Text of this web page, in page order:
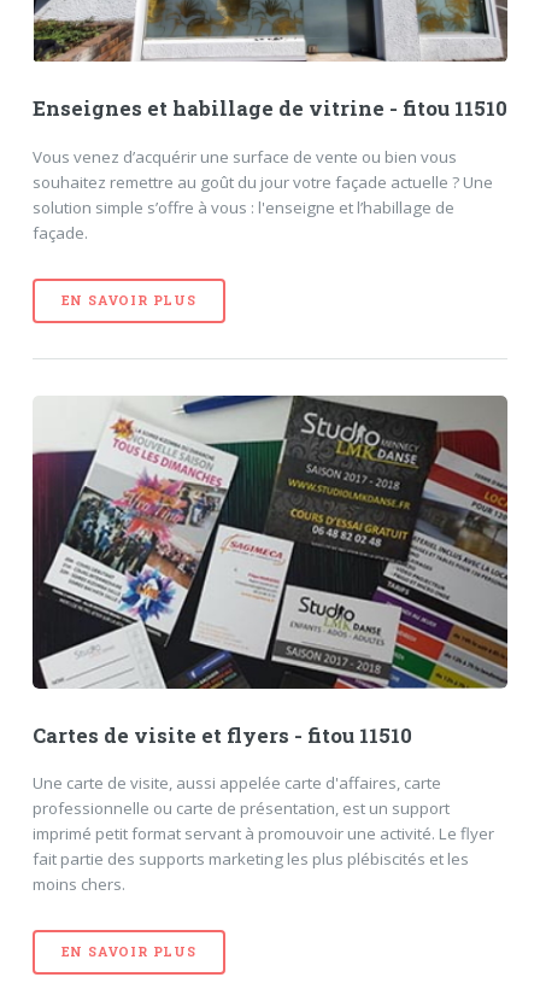
Enseignes et habillage de vitrine - fitou 11510
Vous venez d’acquérir une surface de vente ou bien vous
souhaitez remettre au goût du jour votre façade actuelle ? Une
solution simple s’offre à vous : l'enseigne et l’habillage de
façade.
EN SAVOIR PLUS
Cartes de visite et flyers - fitou 11510
Une carte de visite, aussi appelée carte d'affaires, carte
professionnelle ou carte de présentation, est un support
imprimé petit format servant à promouvoir une activité. Le flyer
fait partie des supports marketing les plus plébiscités et les
moins chers.
EN SAVOIR PLUS